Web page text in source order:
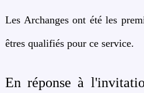
Les Archanges ont été les
êtres qualifiés pour ce service.
En réponse à